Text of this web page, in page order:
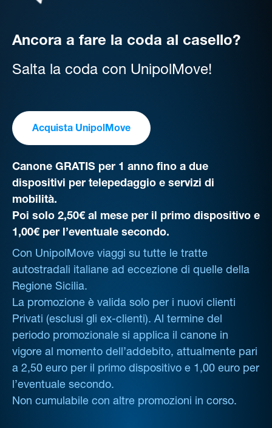
Ancora a fare la coda al casello?
Salta la coda con UnipolMove!
Acquista UnipolMove
Canone GRATIS per 1 anno fino a due
dispositivi per telepedaggio e servizi di
mobilità.
Poi solo 2,50€ al mese per il primo dispositivo e
1,00€ per l’eventuale secondo.
Con UnipolMove viaggi su tutte le tratte
autostradali italiane ad eccezione di quelle della
Regione Sicilia.
La promozione è valida solo per i nuovi clienti
Privati (esclusi gli ex-clienti). Al termine del
periodo promozionale si applica il canone in
vigore al momento dell’addebito, attualmente pari
a 2,50 euro per il primo dispositivo e 1,00 euro per
l’eventuale secondo.
Non cumulabile con altre promozioni in corso.